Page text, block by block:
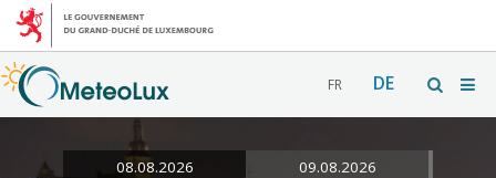
FR DE
08.08.2026 09.08.2026